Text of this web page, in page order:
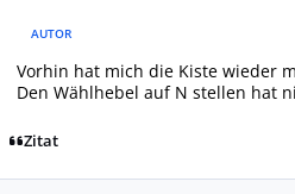
AUTOR
Vorhin hat mich die Kiste wieder
Den Wählhebel auf N stellen hat
Zitat